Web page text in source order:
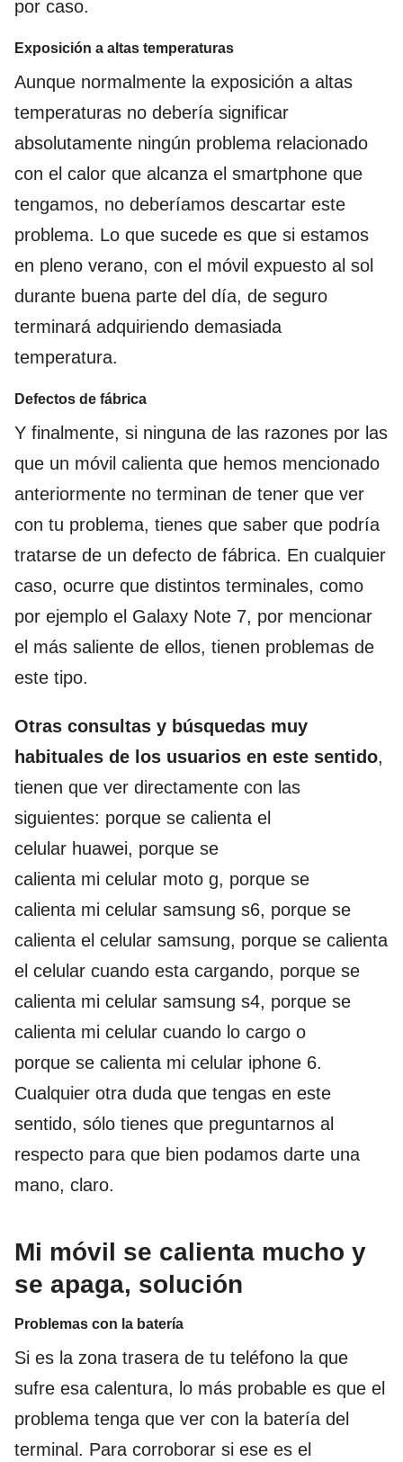
por caso.
Exposición a altas temperaturas
Aunque normalmente la exposición a altas
temperaturas no debería significar
absolutamente ningún problema relacionado
con el calor que alcanza el smartphone que
tengamos, no deberíamos descartar este
problema. Lo que sucede es que si estamos
en pleno verano, con el móvil expuesto al sol
durante buena parte del día, de seguro
terminará adquiriendo demasiada
temperatura.
Defectos de fábrica
Y finalmente, si ninguna de las razones por las
que un móvil calienta que hemos mencionado
anteriormente no terminan de tener que ver
con tu problema, tienes que saber que podría
tratarse de un defecto de fábrica. En cualquier
caso, ocurre que distintos terminales, como
por ejemplo el Galaxy Note 7, por mencionar
el más saliente de ellos, tienen problemas de
este tipo.
Otras consultas y búsquedas muy
habituales de los usuarios en este sentido,
tienen que ver directamente con las
siguientes: porque se calienta el
celular huawei, porque se
calienta mi celular moto g, porque se
calienta mi celular samsung s6, porque se
calienta el celular samsung, porque se calienta
el celular cuando esta cargando, porque se
calienta mi celular samsung s4, porque se
calienta mi celular cuando lo cargo o
porque se calienta mi celular iphone 6.
Cualquier otra duda que tengas en este
sentido, sólo tienes que preguntarnos al
respecto para que bien podamos darte una
mano, claro.
Mi móvil se calienta mucho y
se apaga, solución
Problemas con la batería
Si es la zona trasera de tu teléfono la que
sufre esa calentura, lo más probable es que el
problema tenga que ver con la batería del
terminal. Para corroborar si ese es el